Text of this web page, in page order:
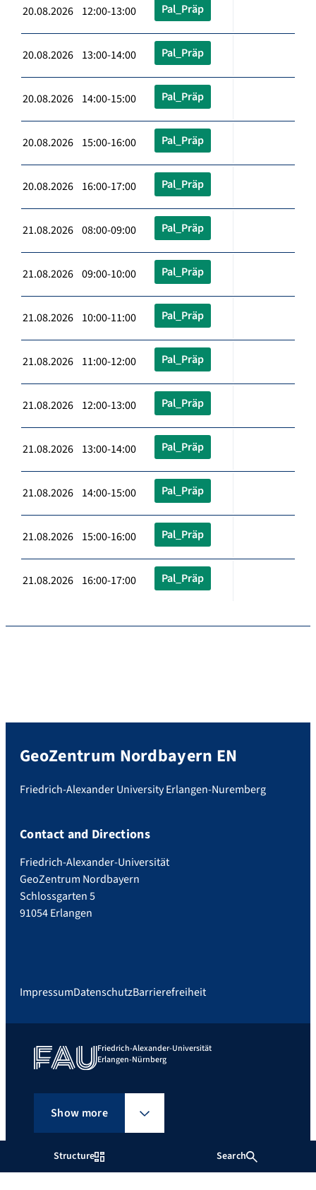
Structure Search
20.08.2026 12:00-13:00 Pal_Präp
20.08.2026 13:00-14:00 Pal_Präp
20.08.2026 14:00-15:00 Pal_Präp
20.08.2026 15:00-16:00 Pal_Präp
20.08.2026 16:00-17:00 Pal_Präp
21.08.2026 08:00-09:00 Pal_Präp
21.08.2026 09:00-10:00 Pal_Präp
21.08.2026 10:00-11:00 Pal_Präp
21.08.2026 11:00-12:00 Pal_Präp
21.08.2026 12:00-13:00 Pal_Präp
21.08.2026 13:00-14:00 Pal_Präp
21.08.2026 14:00-15:00 Pal_Präp
21.08.2026 15:00-16:00 Pal_Präp
21.08.2026 16:00-17:00 Pal_Präp
GeoZentrum Nordbayern EN
Friedrich-Alexander University Erlangen-Nuremberg
Contact and Directions
Friedrich-Alexander-Universität
GeoZentrum Nordbayern
Schlossgarten 5
91054 Erlangen
ImpressumDatenschutzBarrierefreiheit
Friedrich-Alexander-Universität
Erlangen-Nürnberg
Show more